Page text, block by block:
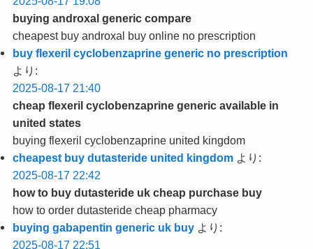
buying androxal generic compare
cheapest buy androxal buy online no prescription
buy flexeril cyclobenzaprine generic no prescription
より:
2025-08-17 21:40
cheap flexeril cyclobenzaprine generic available in
united states
buying flexeril cyclobenzaprine united kingdom
cheapest buy dutasteride united kingdom より:
2025-08-17 22:42
how to buy dutasteride uk cheap purchase buy
how to order dutasteride cheap pharmacy
buying gabapentin generic uk buy より:
2025-08-17 22:51